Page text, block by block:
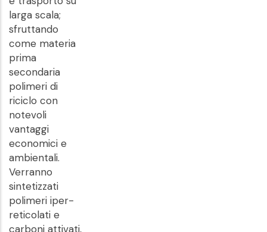
larga scala;
sfruttando
come materia
prima
secondaria
polimeri di
riciclo con
notevoli
vantaggi
economici e
ambientali.
Verranno
sintetizzati
polimeri iper-
reticolati e
carboni attivati,